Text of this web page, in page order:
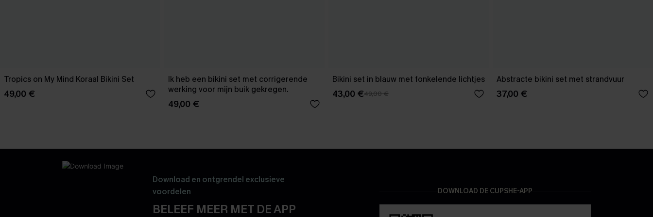
Tropics on My Mind Koraal Bikini Set
49,00 €
Ik heb een bikini set met corrigerende
werking voor mijn buik gekregen.
49,00 €
Bikini set in blauw met fonkelende lichtjes
43,00 €49,00 €
Abstracte bikini set met strandvuur
37,00 €
Download en ontgrendel exclusieve
voordelen
BELEEF MEER MET DE APP
DOWNLOAD DE CUPSHE-APP